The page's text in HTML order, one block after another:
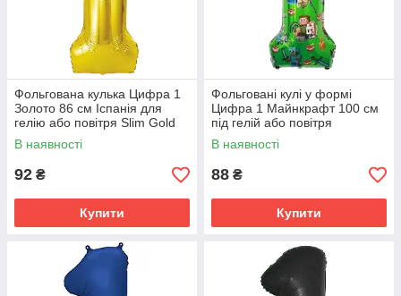
Фольгована кулька Цифра 1
Золото 86 см Іспанія для
гелію або повітря Slim Gold
34"
В наявності
92 ₴
Купити
Фольговані кулі у формі
Цифра 1 Майнкрафт 100 см
під гелій або повітря
В наявності
88 ₴
Купити